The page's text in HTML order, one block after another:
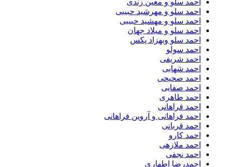
احمد سلو و معین زندی
احمد سلو و مهرشید حبیبی
احمد سلو و مهشید حبیبی
احمد سلو و میلاد جهان
احمد سلو وبهزاد پکس
احمد سولو
احمد شریفی
احمد شهابی
احمد صحیحی
احمد صفایی
احمد طاهری
احمد فراهانی
احمد فراهانی و آروین فراهانی
احمد قربانی
احمد کارو
احمد ملازهی
احمد نجفی
احمدرضا اطهاری